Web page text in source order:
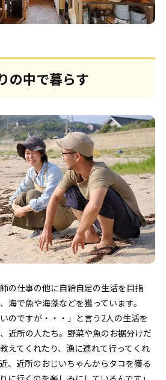
の中で暮らす
の仕事の他に自給自足の生活を目指
海で魚や海藻などを獲っています。
のですが・・・」と言う2人の生活を
近所の人たち。野菜や魚のお裾分けだ
えてくれたり、漁に連れて行ってくれ
、近所のおじいちゃんからタコを獲る